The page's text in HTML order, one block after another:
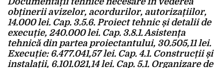
obținerii avizelor, acordurilor, autorizațiilor,
14.000 lei. Cap. 3.5.6. Proiect tehnic și detalii de
execuție, 240.000 lei. Cap. 3.8.1. Asistența
tehnică din partea proiectantului, 30.505,11 lei.
Execuție: 6.477.041,57 lei. Cap. 4.1. Construcții și
instalații, 6.101.021,14 lei. Cap. 5.1. Organizare de